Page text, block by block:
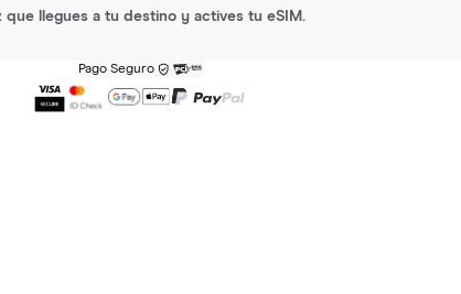
que llegues a tu destino y actives tu eSIM.
Pago Seguro